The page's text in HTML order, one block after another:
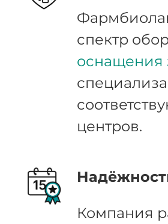
спектр
оснащения
центров.
Компания